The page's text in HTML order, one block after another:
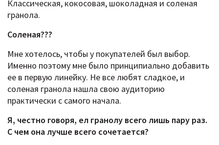
Классическая, кокосовая, шоколадная и соленая
гранола.
Соленая???
Мне хотелось, чтобы у покупателей был выбор.
Именно поэтому мне было принципиально добавить
ее в первую линейку. Не все любят сладкое, и
соленая гранола нашла свою аудиторию
практически с самого начала.
Я, честно говоря, ел гранолу всего лишь пару раз.
С чем она лучше всего сочетается?